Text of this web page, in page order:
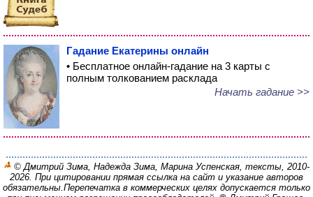
Гадание Екатерины онлайн
• Бесплатное онлайн-гадание на 3 карты с
полным толкованием расклада
Начать гадание >>
© Дмитрий Зима, Надежда Зима, Марина Успенская, тексты, 2010-
2026. При цитировании прямая ссылка на сайт и указание авторов
обязательны.Перепечатка в коммерческих целях допускается только